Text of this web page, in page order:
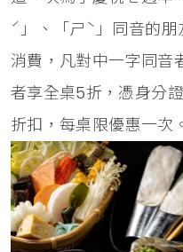
ˊ」、「ㄕˋ」同音的
消費，凡對中一字同音
者享全桌5折，憑身分
折扣，每桌限優惠一次